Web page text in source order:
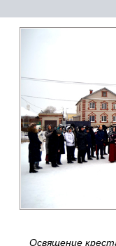
Освящение